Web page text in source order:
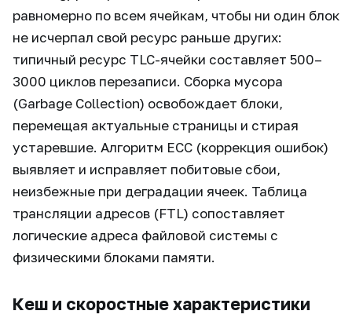
равномерно по всем ячейкам, чтобы ни один блок
не исчерпал свой ресурс раньше других:
типичный ресурс TLC-ячейки составляет 500–
3000 циклов перезаписи. Сборка мусора
(Garbage Collection) освобождает блоки,
перемещая актуальные страницы и стирая
устаревшие. Алгоритм ECC (коррекция ошибок)
выявляет и исправляет побитовые сбои,
неизбежные при деградации ячеек. Таблица
трансляции адресов (FTL) сопоставляет
логические адреса файловой системы с
физическими блоками памяти.
Кеш и скоростные характеристики